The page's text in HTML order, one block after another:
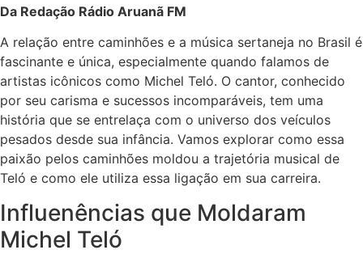
Da Redação Rádio Aruanã FM
A relação entre caminhões e a música sertaneja no Brasil é
fascinante e única, especialmente quando falamos de
artistas icônicos como Michel Teló. O cantor, conhecido
por seu carisma e sucessos incomparáveis, tem uma
história que se entrelaça com o universo dos veículos
pesados desde sua infância. Vamos explorar como essa
paixão pelos caminhões moldou a trajetória musical de
Teló e como ele utiliza essa ligação em sua carreira.
Influenências que Moldaram
Michel Teló